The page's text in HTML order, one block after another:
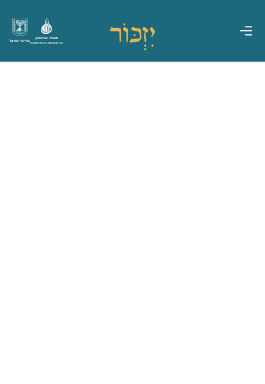
מדינת ישראל
משרד הביטחון
אגף משפחות, הנצחה ומורשת